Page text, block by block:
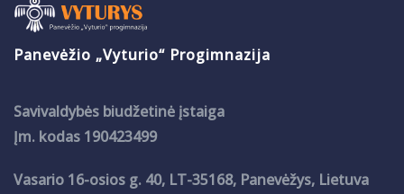
Panevėžio „Vyturio“ Progimnazija
Savivaldybės biudžetinė įstaiga
Įm. kodas 190423499
Vasario 16-osios g. 40, LT-35168, Panevėžys, Lietuva